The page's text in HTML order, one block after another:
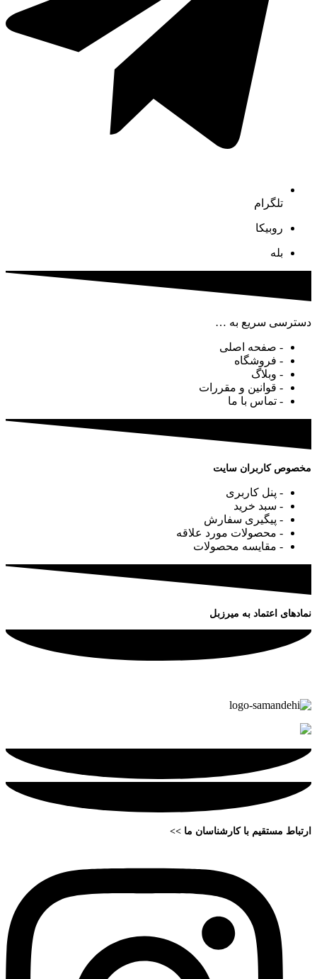
تلگرام
روبیکا
بله
دسترسی سریع به …
- صفحه اصلی
- فروشگاه
- وبلاگ
- قوانین و مقررات
- تماس با ما
مخصوص کاربران سایت
- پنل کاربری
- سبد خرید
- پیگیری سفارش
- محصولات مورد علاقه
- مقایسه محصولات
نمادهای اعتماد به میرزبل
ارتباط مستقیم با کارشناسان ما >>